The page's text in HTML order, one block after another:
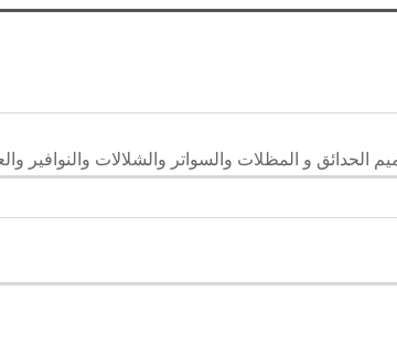
و المظلات والسواتر والشلالات والنوافير